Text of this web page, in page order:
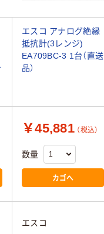
エスコ アナログ絶縁
抵抗計(3レンジ)
EA709BC-3 1台（直送
品）
￥45,881 （税込）
数量
カゴへ
エスコ